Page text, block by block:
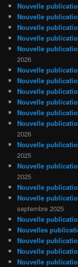
Nouvelle
Nouvelle
Nouvelle
Nouvelle
Nouvelle
2026
Nouvelle
Nouvelle
Nouvelle
Nouvelle
Nouvelle
Nouvelle
2026
Nouvelle
2025
Nouvelle
2025
Nouvelle
Nouvelle
septembre 2025
Nouvelle
Nouvelles
Nouvelle
Nouvelle
Nouvelle